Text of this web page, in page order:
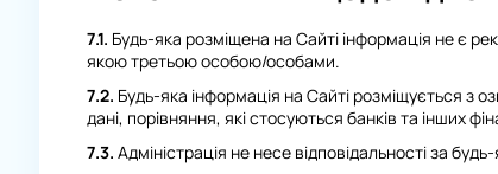
7.1. Будь-яка розміщена на Сайті інформація не є
якою третьою особою/особами.
7.2. Будь-яка інформація на Сайті розміщується з
дані, порівняння, які стосуються банків та інших
7.3. Адміністрація не несе відповідальності за